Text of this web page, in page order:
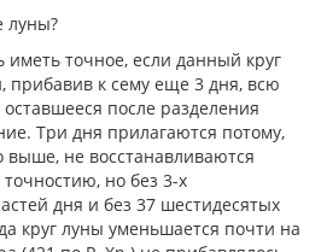
луны?
точное, если данный круг
к сему еще 3 дня, всю
после разделения
Три дня прилагаются потому,
выше, не восстанавливаются
но без 3-х
дня и без 37 шестидесятых
круг луны уменьшается почти на